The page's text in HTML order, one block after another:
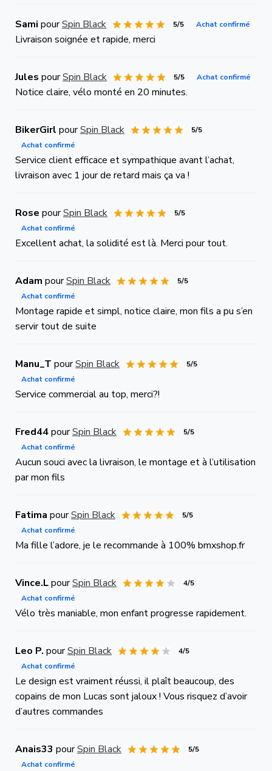
Sami pourSpin Black 5/5 Achat confirmé
Livraison soignée et rapide, merci
Jules pourSpin Black 5/5 Achat confirmé
Notice claire, vélo monté en 20 minutes.
BikerGirl pourSpin Black
5/5
Achat confirmé
Service client efficace et sympathique avant l’achat,
livraison avec 1 jour de retard mais ça va !
Rose pourSpin Black
5/5
Achat confirmé
Excellent achat, la solidité est là. Merci pour tout.
Adam pourSpin Black
5/5
Achat confirmé
Montage rapide et simpl, notice claire, mon fils a pu s’en
servir tout de suite
Manu_T pourSpin Black
5/5
Achat confirmé
Service commercial au top, merci?!
Fred44pourSpin Black
5/5
Achat confirmé
Aucun souci avec la livraison, le montage et à l’utilisation
par mon fils
Fatima pourSpin Black
5/5
Achat confirmé
Ma fille l’adore, je le recommande à 100% bmxshop.fr
Vince.LpourSpin Black
4/5
Achat confirmé
Vélo très maniable, mon enfant progresse rapidement.
Leo P. pourSpin Black
4/5
Achat confirmé
Le design est vraiment réussi, il plaît beaucoup, des
copains de mon Lucas sont jaloux ! Vous risquez d’avoir
d’autres commandes
Anais33 pourSpin Black
5/5
Achat confirmé